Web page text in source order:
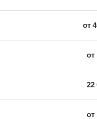
от
от
22
от